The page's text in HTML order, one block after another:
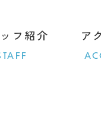
フ紹介 ア